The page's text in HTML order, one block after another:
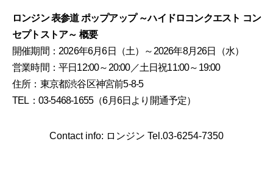
ロンジン 表参道 ポップアップ ～ハイドロコンクエスト コン
セプトストア～ 概要
開催期間：2026年6月6日（土）～2026年8月26日（水）
営業時間：平日12:00～20:00／土日祝11:00～19:00
住所：東京都渋谷区神宮前5-8-5
TEL：03-5468-1655（6月6日より開通予定）
Contact info: ロンジン Tel.03-6254-7350